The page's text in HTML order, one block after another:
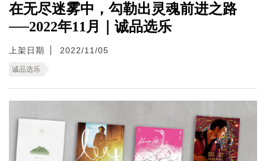
在无尽迷雾中，勾勒出灵魂前进之路
──2022年11月｜诚品选乐
上架日期 2022/11/05
诚品选乐